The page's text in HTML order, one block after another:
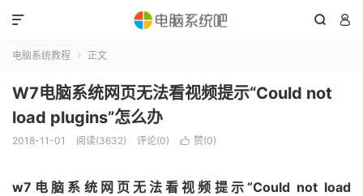
 

电脑系统教程  正文
W7电脑系统网页无法看视频提示“Could not
load plugins”怎么办
2018-11-01 阅读(3632) 评论(0)  赞(0)
w7电脑系统网页无法看视频提示“Could not load